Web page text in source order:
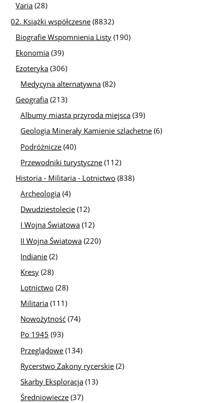
Varia (28)
02. Książki współczesne (8832)
Biografie Wspomnienia Listy (190)
Ekonomia (39)
Ezoteryka (306)
Medycyna alternatywna (82)
Geografia (213)
Albumy miasta przyroda miejsca (39)
Geologia Minerały Kamienie szlachetne (6)
Podróżnicze (40)
Przewodniki turystyczne (112)
Historia - Militaria - Lotnictwo (838)
Archeologia (4)
Dwudziestolecie (12)
I Wojna Światowa (12)
II Wojna Światowa (220)
Indianie (2)
Kresy (28)
Lotnictwo (28)
Militaria (111)
Nowożytność (74)
Po 1945 (93)
Przeglądowe (134)
Rycerstwo Zakony rycerskie (2)
Skarby Eksploracja (13)
Średniowiecze (37)